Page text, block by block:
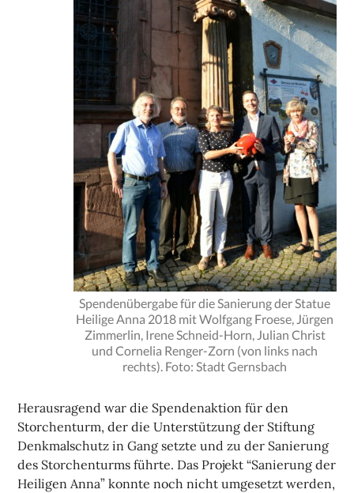
Spendenübergabe für die Sanierung der Statue
Heilige Anna 2018 mit Wolfgang Froese, Jürgen
Zimmerlin, Irene Schneid-Horn, Julian Christ
und Cornelia Renger-Zorn (von links nach
rechts). Foto: Stadt Gernsbach
Herausragend war die Spendenaktion für den
Storchenturm, der die Unterstützung der Stiftung
Denkmalschutz in Gang setzte und zu der Sanierung
des Storchenturms führte. Das Projekt “Sanierung der
Heiligen Anna” konnte noch nicht umgesetzt werden,